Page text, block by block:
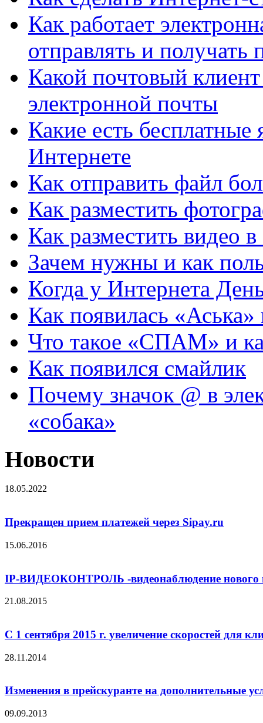
Как работает
отправлять и получать
Какой почтовый
электронной почты
Какие есть
Интернете
Как отправить файл
Как разместить
Как разместить видео
Зачем нужны и как
Когда у Интернета
Как появилась
Что такое «СПАМ» и
Как появился смайлик
Почему значок @ в
«собака»
Новости
18.05.2022
Прекращен прием платежей через Sipay.ru
15.06.2016
IP-ВИДЕОКОНТРОЛЬ -видеонаблюдение нового
21.08.2015
С 1 сентября 2015 г. увеличение скоростей для
28.11.2014
Изменения в прейскуранте на дополнительные
09.09.2013